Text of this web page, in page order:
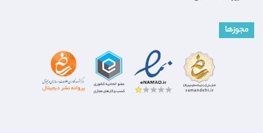
مجوزها